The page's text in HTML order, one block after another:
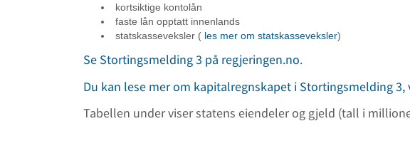
kortsiktige kontolån
faste lån opptatt innenlands
statskasseveksler ( les mer om statskasseveksler)
Se Stortingsmelding 3 på regjeringen.no.
Du kan lese mer om kapitalregnskapet i Stortingsmelding 3,
Tabellen under viser statens eiendeler og gjeld (tall i